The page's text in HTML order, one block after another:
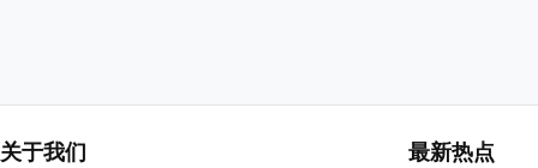
关于我们 最新热点